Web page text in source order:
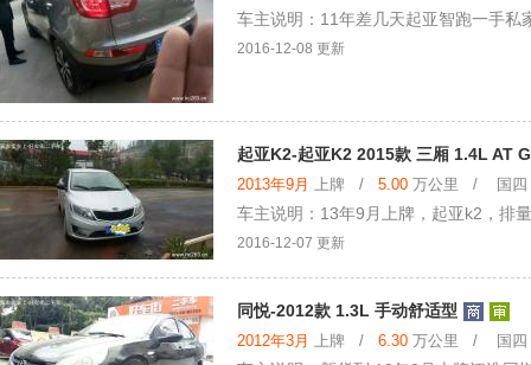
车主说明：11年差几天起亚智跑一手
2016-12-08 更新
起亚K2-起亚K2 2015款 三厢 1.4L AT
2013年9月 上牌 / 5.00 万公里 / 国四 /
车主说明：13年9月上牌，起亚k2，排
2016-12-07 更新
同悦-2012款 1.3L 手动舒适型
2012年3月 上牌 / 6.30 万公里 / 国四 /